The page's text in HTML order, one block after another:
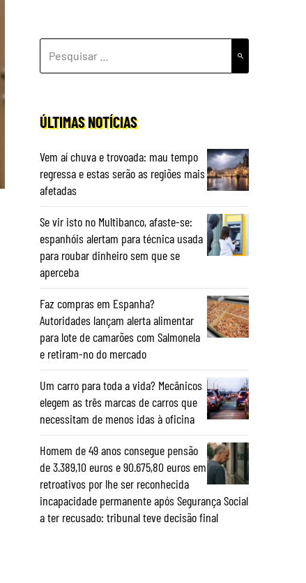
POR:
ÚLTIMAS NOTÍCIAS
Vem aí chuva e trovoada: mau tempo
regressa e estas serão as regiões mais
afetadas
Se vir isto no Multibanco, afaste-se:
espanhóis alertam para técnica usada
para roubar dinheiro sem que se
aperceba
Faz compras em Espanha?
Autoridades lançam alerta alimentar
para lote de camarões com Salmonela
e retiram-no do mercado
Um carro para toda a vida? Mecânicos
elegem as três marcas de carros que
necessitam de menos idas à oficina
Homem de 49 anos consegue pensão
de 3.389,10 euros e 90.675,80 euros em
retroativos por lhe ser reconhecida
incapacidade permanente após Segurança Social
a ter recusado: tribunal teve decisão final